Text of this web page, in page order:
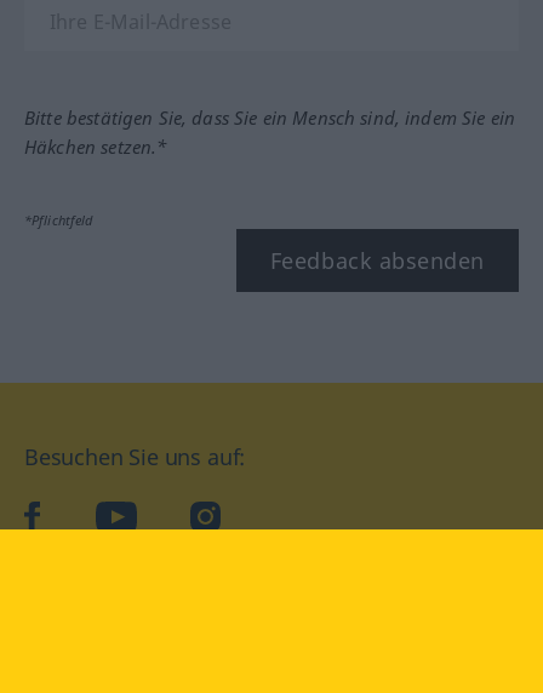
Bitte bestätigen Sie, dass Sie ein Mensch sind, indem Sie ein
Häkchen setzen.*
*Pflichtfeld
Feedback absenden
Besuchen Sie uns auf:
facebookYouTube Instagram